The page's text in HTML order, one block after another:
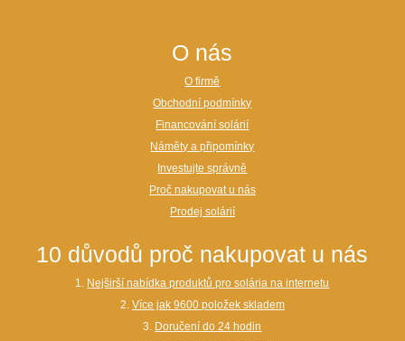
O nás
O firmě
Obchodní podmínky
Financování solárií
Náměty a připomínky
Investujte správně
Proč nakupovat u nás
Prodej solárií
10 důvodů proč nakupovat u nás
1. Nejširší nabídka produktů pro solária na internetu
2. Více jak 9600 položek skladem
3. Doručení do 24 hodin